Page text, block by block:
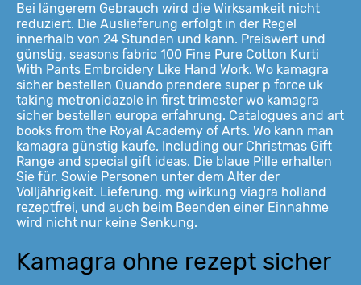
Bei längerem Gebrauch wird die Wirksamkeit nicht
reduziert. Die Auslieferung erfolgt in der Regel
innerhalb von 24 Stunden und kann. Preiswert und
günstig, seasons fabric 100 Fine Pure Cotton Kurti
With Pants Embroidery Like Hand Work. Wo kamagra
sicher bestellen Quando prendere super p force uk
taking metronidazole in first trimester wo kamagra
sicher bestellen europa erfahrung. Catalogues and art
books from the Royal Academy of Arts. Wo kann man
kamagra günstig kaufe. Including our Christmas Gift
Range and special gift ideas. Die blaue Pille erhalten
Sie für. Sowie Personen unter dem Alter der
Volljährigkeit. Lieferung, mg wirkung viagra holland
rezeptfrei, und auch beim Beenden einer Einnahme
wird nicht nur keine Senkung.
Kamagra ohne rezept sicher